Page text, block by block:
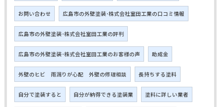
お問い合わせ 広島市の外壁塗装･株式会社室田工業の口コミ情報
広島市の外壁塗装･株式会社室田工業の評判
広島市の外壁塗装･株式会社室田工業のお客様の声 助成金
外壁のヒビ 雨漏りが心配 外壁の修理相談 長持ちする塗料
自分で塗装すると 自分が納得できる塗装業 塗料に詳しい業者